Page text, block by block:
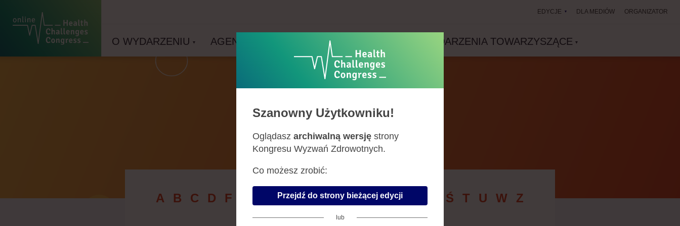
O WYDARZENIU AGENDA PRELEGENCI WYDARZENIA TOWARZYSZĄCE
EDYCJE DLA MEDIÓW ORGANIZATOR
Prelegenci
A B C D F J K L Ł M N O P Ś T U W Z
Szanowny Użytkowniku!
Oglądasz archiwalną wersję strony
Kongresu Wyzwań Zdrowotnych.
Co możesz zrobić:
Przejdź do strony bieżącej edycji
lub